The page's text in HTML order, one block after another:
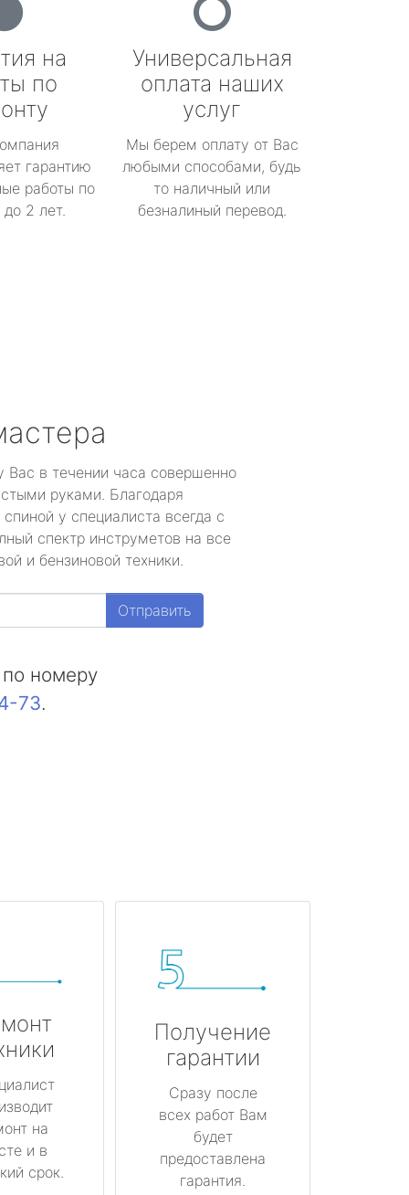
на
по
гарантию
работы по
2 лет.
Универсальная
оплата наших
услуг
Мы берем оплату от Вас
любыми способами, будь
то наличный или
безналиный перевод.
Вас в течении часа совершенно
руками. Благодаря
у специалиста всегда с
спектр инструметов на все
и бензиновой техники.
Отправить
номеру
73.
на
и в
срок.
Получение
гарантии
Сразу после
всех работ Вам
будет
предоставлена
гарантия.